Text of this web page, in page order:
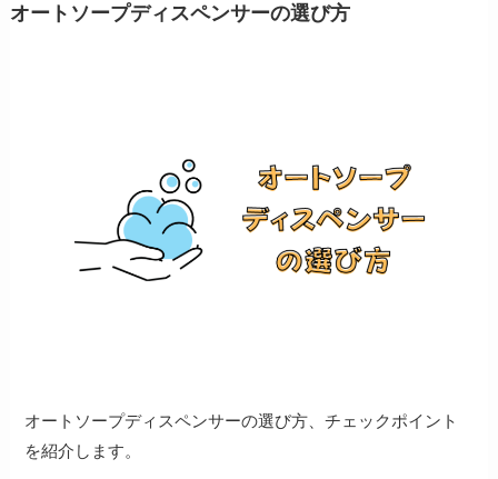
オートソープディスペンサーの選び方
オートソープディスペンサーの選び方、チェックポイント
を紹介します。